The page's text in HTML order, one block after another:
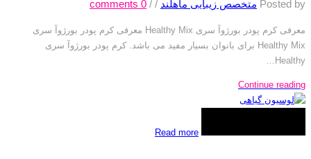
Posted by متخصص زیبایی ماهلند /
/
0
comments
معرفی کرم پودر بورژوآ سری Healthy Mix معرفی کرم پودر بورژوآ سری
Healthy Mix برای بانوان بسیار مفید می باشد. کرم پودر بورژوآ سری
Healthy…
Continue reading
Read more